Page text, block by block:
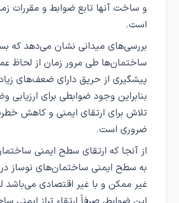
و ساخت آنها تابع ضوابط و مقررات
است.
بررسی‌های میدانی نشان می‌دهد که
ساختمان‌ها طی مرور زمان از لحاظ
پیشگیری از حریق دارای ضعف‌های
بنابراین وجود ضوابطی برای
تلاش برای ارتقای ایمنی و کاهش
ضروری است.
از آنجا که ارتقای سطح ایمنی
به سطح ایمنی ساختمان‌های نوساز
غیر ممکن و با غیر اقتصادی می‌باشد